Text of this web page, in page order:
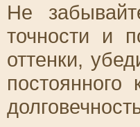
Не
точности и
оттенки,